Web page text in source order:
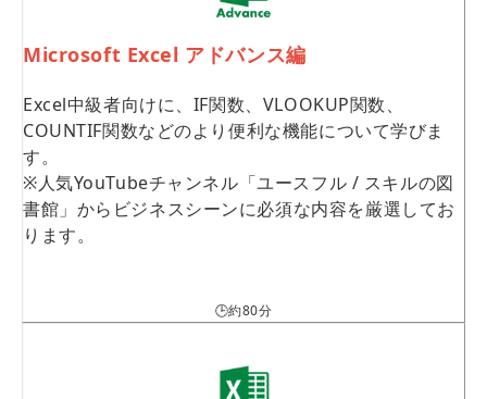
Microsoft Excel アドバンス編
Excel中級者向けに、IF関数、VLOOKUP関数、
COUNTIF関数などのより便利な機能について学びま
す。
※人気YouTubeチャンネル「ユースフル / スキルの図
書館」からビジネスシーンに必須な内容を厳選してお
ります。
🕒約80分